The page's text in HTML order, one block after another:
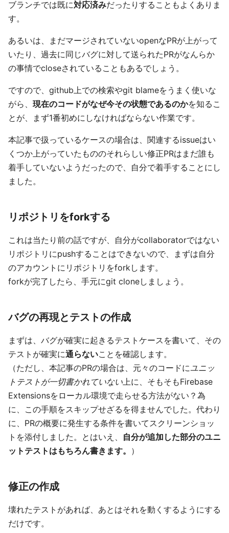
ブランチでは既に対応済みだったりすることもよくありま
す。
あるいは、まだマージされていないopenなPRが上がって
いたり、過去に同じバグに対して送られたPRがなんらか
の事情でcloseされていることもあるでしょう。
ですので、github上での検索やgit blameをうまく使いな
がら、 現在のコードがなぜ今その状態であるのかを知るこ
とが、まず1番初めにしなければならない作業です。
本記事で扱っているケースの場合は、関連するissueはい
くつか上がっていたもののそれらしい修正PRはまだ誰も
着手していないようだったので、自分で着手することにし
ました。
リポジトリをforkする
これは当たり前の話ですが、自分がcollaboratorではない
リポジトリにpushすることはできないので、まずは自分
のアカウントにリポジトリをforkします。
forkが完了したら、手元にgit cloneしましょう。
バグの再現とテストの作成
まずは、バグが確実に起きるテストケースを書いて、その
テストが確実に通らないことを確認します。
（ただし、本記事のPRの場合は、元々のコードにユニッ
トテストが一切書かれていない上に、そもそもFirebase
Extensionsをローカル環境で走らせる方法がない？為
に、この手順をスキップせざるを得ませんでした。代わり
に、PRの概要に発生する条件を書いてスクリーンショッ
トを添付しました。とはいえ、 自分が追加した部分のユニ
ットテストはもちろん書きます。 ）
修正の作成
壊れたテストがあれば、あとはそれを動くするようにする
だけです。